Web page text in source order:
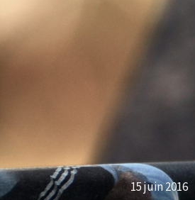
15 juin 2016